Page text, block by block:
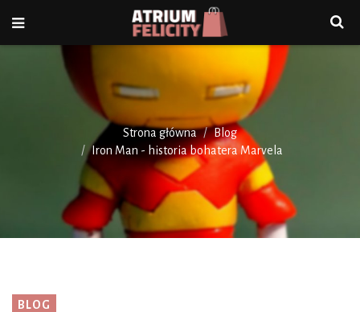
Strona główna
Blog
Iron Man - historia bohatera Marvela
BLOG